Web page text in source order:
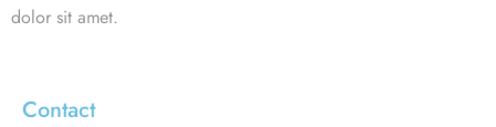
dolor sit amet.
Contact